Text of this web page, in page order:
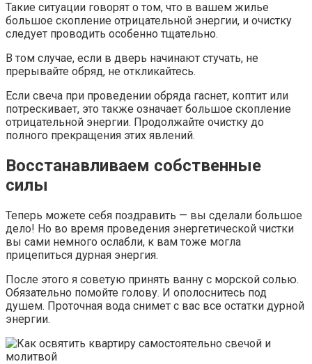
Такие ситуации говорят о том, что в вашем жилье
большое скопление отрицательной энергии, и очистку
следует проводить особенно тщательно.
В том случае, если в дверь начинают стучать, не
прерывайте обряд, не откликайтесь.
Если свеча при проведении обряда гаснет, коптит или
потрескивает, это также означает большое скопление
отрицательной энергии. Продолжайте очистку до
полного прекращения этих явлений.
Восстанавливаем собственные
силы
Теперь можете себя поздравить — вы сделали большое
дело! Но во время проведения энергетической чистки
вы сами немного ослабли, к вам тоже могла
прицепиться дурная энергия.
После этого я советую принять ванну с морской солью.
Обязательно помойте голову. И ополоснитесь под
душем. Проточная вода снимет с вас все остатки дурной
энергии.